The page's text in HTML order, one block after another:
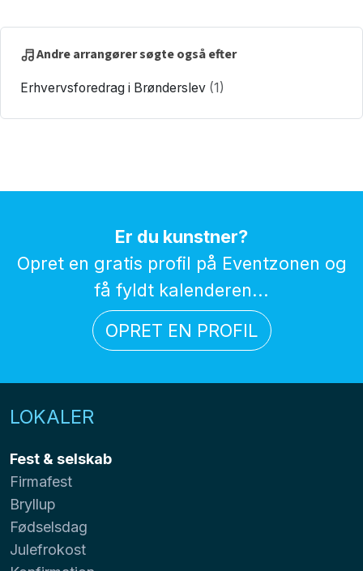
Andre arrangører søgte også efter
Erhvervsforedrag i Brønderslev (1)
Er du kunstner?
Opret en gratis profil på Eventzonen og
få fyldt kalenderen...
OPRET EN PROFIL
LOKALER
Fest & selskab
Firmafest
Bryllup
Fødselsdag
Julefrokost